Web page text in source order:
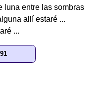
luna entre las sombras
allí estaré ...
...